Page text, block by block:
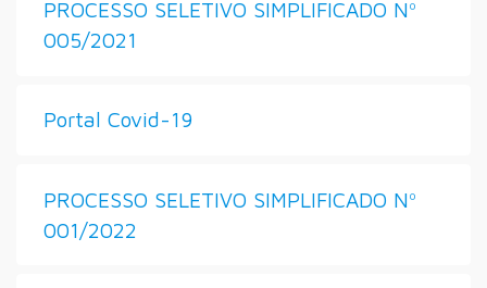
PROCESSO SELETIVO SIMPLIFICADO Nº
005/2021
Portal Covid-19
PROCESSO SELETIVO SIMPLIFICADO Nº
001/2022